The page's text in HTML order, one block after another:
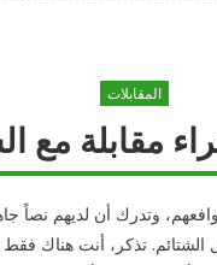
المقابلات
وتدرك أن لديهم نصاً
تذكر، أنت هناك